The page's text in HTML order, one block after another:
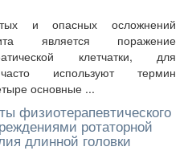
и опасных осложнений
является поражение
клетчатки, для
используют термин
основные ...
физиотерапевтического
ротаторной
длинной головки